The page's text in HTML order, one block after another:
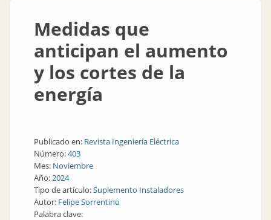
Medidas que
anticipan el aumento
y los cortes de la
energía
Publicado en: Revista Ingeniería Eléctrica
Número:403
Mes: Noviembre
Año:2024
Tipo de artículo:Suplemento Instaladores
Autor: Felipe Sorrentino
Palabra clave: